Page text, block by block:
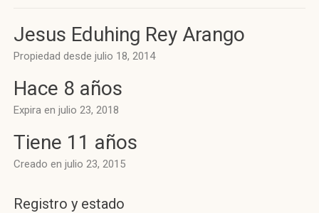
Jesus Eduhing Rey Arango
Propiedad desde julio 18, 2014
Hace 8 años
Expira en julio 23, 2018
Tiene 11 años
Creado en julio 23, 2015
Registro y estado